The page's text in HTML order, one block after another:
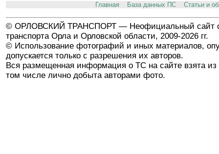
Главная База данных ПС Статьи и
© ОРЛОВСКИЙ ТРАНСПОРТ — Неофициальный сайт
транспорта Орла и Орловской области, 2009-2026 гг.
© Использование фотографий и иных материалов,
допускается только с разрешения их авторов.
Вся размещенная информация о ТС на сайте взята из
том числе лично добыта авторами фото.